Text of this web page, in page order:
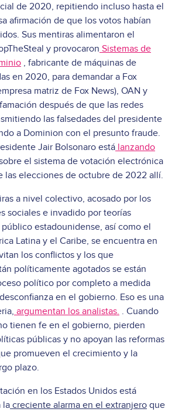
de 2020, repitiendo incluso hasta el
afirmación de que los votos habían
Sus mentiras alimentaron el
y provocaron Sistemas de
, fabricante de máquinas de
en 2020, para demandar a Fox
matriz de Fox News), OAN y
después de que las redes
las falsedades del presidente
a Dominion con el presunto fraude.
Jair Bolsonaro está lanzando
el sistema de votación electrónica
las elecciones de octubre de 2022 allí.
a nivel colectivo, acosado por los
sociales e invadido por teorías
estadounidense, así como el
Latina y el Caribe, se encuentra en
los conflictos y los que
políticamente agotados se están
político por completo a medida
en el gobierno. Eso es una
argumentan los analistas. . Cuando
tienen fe en el gobierno, pierden
públicas y no apoyan las reformas
promueven el crecimiento y la
plazo.
en los Estados Unidos está
la creciente alarma en el extranjero que